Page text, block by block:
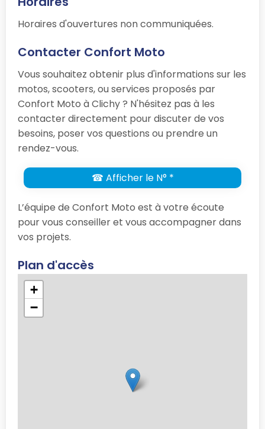
Horaires d'ouvertures non communiquées.
Contacter Confort Moto
Vous souhaitez obtenir plus d'informations sur les
motos, scooters, ou services proposés par
Confort Moto à Clichy ? N'hésitez pas à les
contacter directement pour discuter de vos
besoins, poser vos questions ou prendre un
rendez-vous.
☎ Afficher le N° *
L’équipe de Confort Moto est à votre écoute
pour vous conseiller et vous accompagner dans
vos projets.
Plan d'accès
+
−